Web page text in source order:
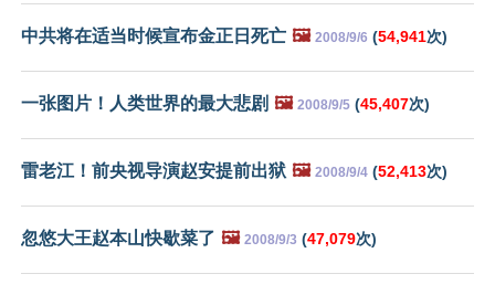
中共将在适当时候宣布金正日死亡 🖼️ 2008/9/6 (54,941次)
一张图片！人类世界的最大悲剧 🖼️ 2008/9/5 (45,407次)
雷老江！前央视导演赵安提前出狱 🖼️ 2008/9/4 (52,413次)
忽悠大王赵本山快歇菜了 🖼️ 2008/9/3 (47,079次)